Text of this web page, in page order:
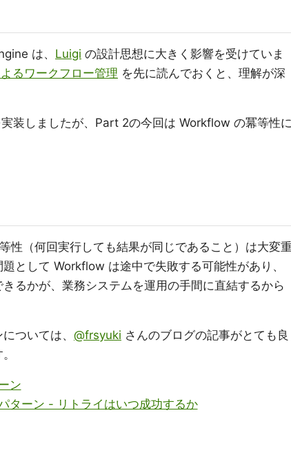
は、 Luigi の設計思想に大きく影響を受けていま
るワークフロー管理 を先に読んでおくと、理解が深
装しましたが、Part 2の今回は Workflow の冪等性
性（何回実行しても結果が同じであること）は大変
として Workflow は途中で失敗する可能性があり、
るかが、業務システムを運用の手間に直結するから
ついては、 @frsyuki さんのブログの記事がとても良
ン
ターン - リトライはいつ成功するか